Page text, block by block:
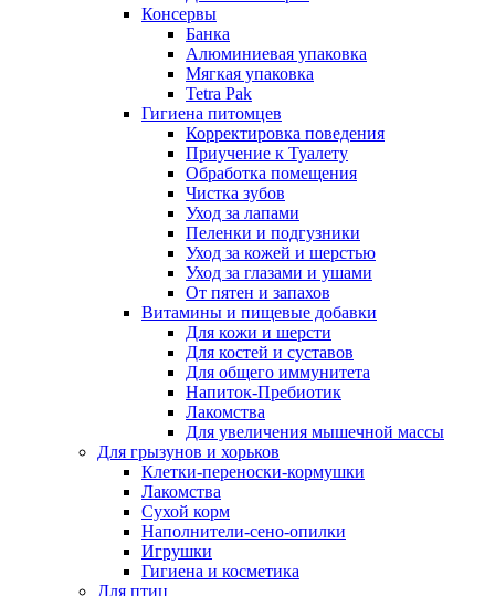
Консервы
Банка
Алюминиевая упаковка
Мягкая упаковка
Tetra Pak
Гигиена питомцев
Корректировка поведения
Приучение к Туалету
Обработка помещения
Чистка зубов
Уход за лапами
Пеленки и подгузники
Уход за кожей и шерстью
Уход за глазами и ушами
От пятен и запахов
Витамины и пищевые добавки
Для кожи и шерсти
Для костей и суставов
Для общего иммунитета
Напиток-Пребиотик
Лакомства
Для увеличения мышечной массы
Для грызунов и хорьков
Клетки-переноски-кормушки
Лакомства
Сухой корм
Наполнители-сено-опилки
Игрушки
Гигиена и косметика
Для птиц